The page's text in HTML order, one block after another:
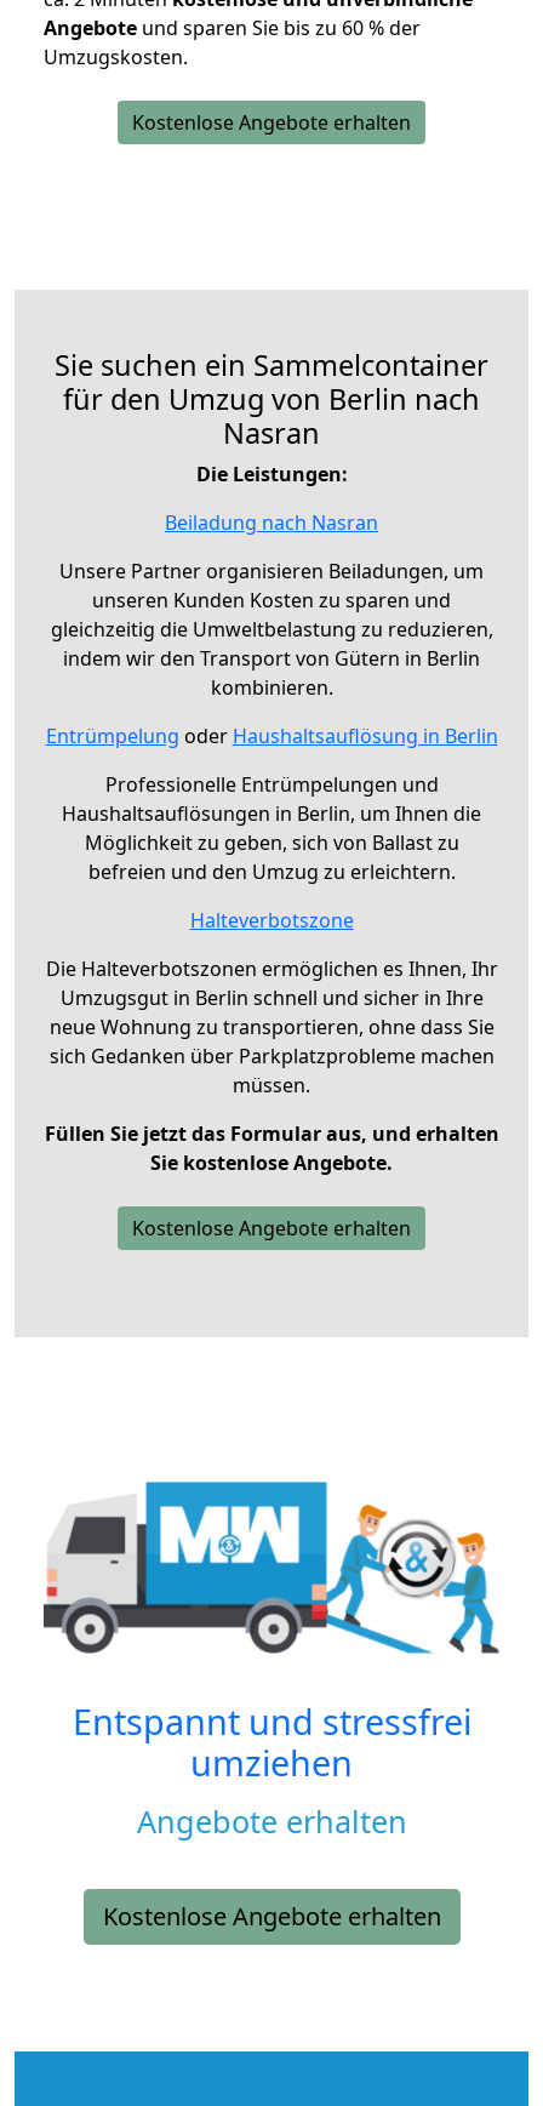
Angebote und sparen Sie bis zu 60 % der
Umzugskosten.
Kostenlose Angebote erhalten
Sie suchen ein Sammelcontainer
für den Umzug von Berlin nach
Nasran
Die Leistungen:
Beiladung nach Nasran
Unsere Partner organisieren Beiladungen, um
unseren Kunden Kosten zu sparen und
gleichzeitig die Umweltbelastung zu reduzieren,
indem wir den Transport von Gütern in Berlin
kombinieren.
Entrümpelung oder Haushaltsauflösung in Berlin
Professionelle Entrümpelungen und
Haushaltsauflösungen in Berlin, um Ihnen die
Möglichkeit zu geben, sich von Ballast zu
befreien und den Umzug zu erleichtern.
Halteverbotszone
Die Halteverbotszonen ermöglichen es Ihnen, Ihr
Umzugsgut in Berlin schnell und sicher in Ihre
neue Wohnung zu transportieren, ohne dass Sie
sich Gedanken über Parkplatzprobleme machen
müssen.
Füllen Sie jetzt das Formular aus, und erhalten
Sie kostenlose Angebote.
Kostenlose Angebote erhalten
Entspannt und stressfrei
umziehen
Angebote erhalten
Kostenlose Angebote erhalten